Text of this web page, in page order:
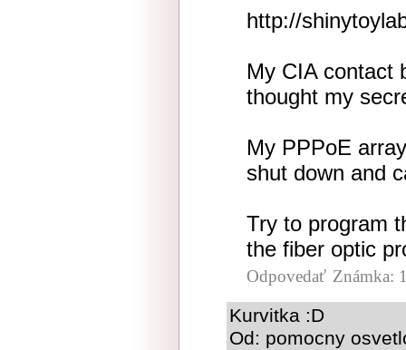
http://
My CIA contact
thought my
My PPPoE
shut down and
Try to program
the fiber optic
Odpovedať Známka:
Kurvitka :D
Od: pomocny